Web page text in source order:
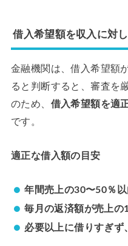
借入希望額を収入に対
金融機関は、借入希望額
ると判断すると、審査を
のため、 借入希望額を適
です。
適正な借入額の目安
年間売上の30〜50％以
毎月の返済額が売上の
必要以上に借りすぎず